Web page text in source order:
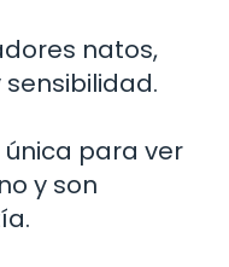
natos,
para ver
y son